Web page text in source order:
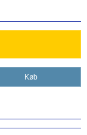
Køb